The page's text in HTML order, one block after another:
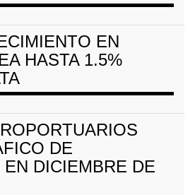
EN
HASTA 1.5%
DE
EN DICIEMBRE DE